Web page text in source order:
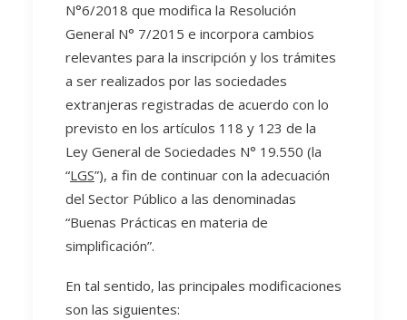
N°6/2018 que modifica la Resolución
General N° 7/2015 e incorpora cambios
relevantes para la inscripción y los trámites
a ser realizados por las sociedades
extranjeras registradas de acuerdo con lo
previsto en los artículos 118 y 123 de la
Ley General de Sociedades N° 19.550 (la
“LGS”), a fin de continuar con la adecuación
del Sector Público a las denominadas
“Buenas Prácticas en materia de
simplificación”.
En tal sentido, las principales modificaciones
son las siguientes: